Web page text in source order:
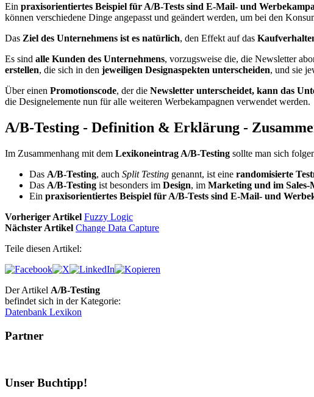
Ein praxisorientiertes Beispiel für A/B-Tests sind E-Mail- und
können verschiedene Dinge angepasst und geändert werden, um bei den
Das Ziel des Unternehmens ist es natürlich, den Effekt auf das
Es sind alle Kunden des Unternehmens, vorzugsweise die, die Newsletter
erstellen, die sich in den jeweiligen Designaspekten unterscheiden, und sie
Über einen Promotionscode, der die Newsletter unterscheidet, kann das
die Designelemente nun für alle weiteren Werbekampagnen verwendet werden.
A/B-Testing - Definition & Erklärung -
Im Zusammenhang mit dem Lexikoneintrag A/B-Testing sollte man sich
Das A/B-Testing, auch Split Testing genannt, ist eine randomisierte
Das A/B-Testing ist besonders im Design, im Marketing und im Sales-
Ein praxisorientiertes Beispiel für A/B-Tests sind E-Mail- und
Vorheriger Artikel Fuzzy Logic
Nächster Artikel Change Data Capture
Teile diesen Artikel:
Der Artikel A/B-Testing
befindet sich in der Kategorie:
Datenbank Lexikon
Partner
Unser Buchtipp!